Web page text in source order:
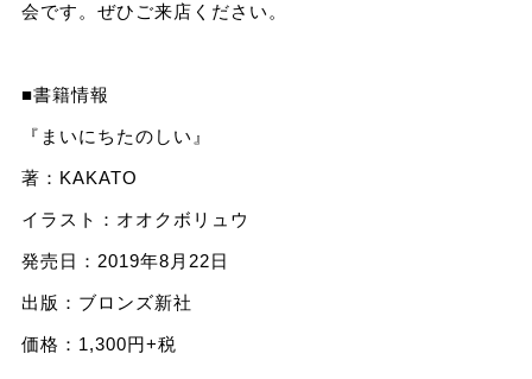
会です。ぜひご来店ください。
■書籍情報
『まいにちたのしい』
著：KAKATO
イラスト：オオクボリュウ
発売日：2019年8月22日
出版：ブロンズ新社
価格：1,300円+税